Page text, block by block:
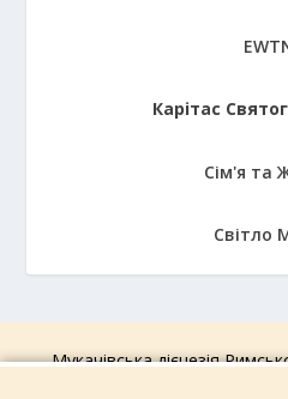
Карітас
Сім'я та
Світло
Мукачівська дієцезія